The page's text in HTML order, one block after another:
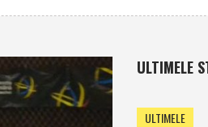
ULTIMELE
ULTIMELE